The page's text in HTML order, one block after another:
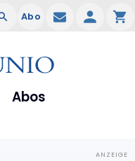
Abo
Abos